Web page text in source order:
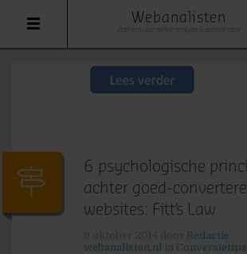
Webanalisten
6 psychologische
achter goed-
websites: Fitt’s Law
Redactie
webanalisten.nl
Conversietips